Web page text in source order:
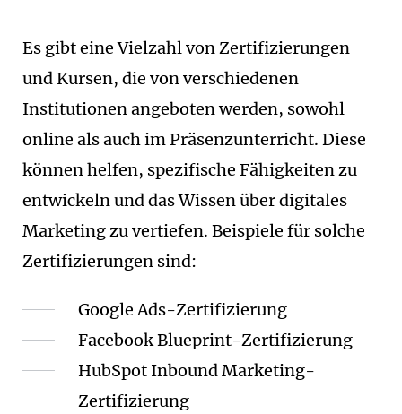
Es gibt eine Vielzahl von Zertifizierungen
und Kursen, die von verschiedenen
Institutionen angeboten werden, sowohl
online als auch im Präsenzunterricht. Diese
können helfen, spezifische Fähigkeiten zu
entwickeln und das Wissen über digitales
Marketing zu vertiefen. Beispiele für solche
Zertifizierungen sind:
Google Ads-Zertifizierung
Facebook Blueprint-Zertifizierung
HubSpot Inbound Marketing-
Zertifizierung